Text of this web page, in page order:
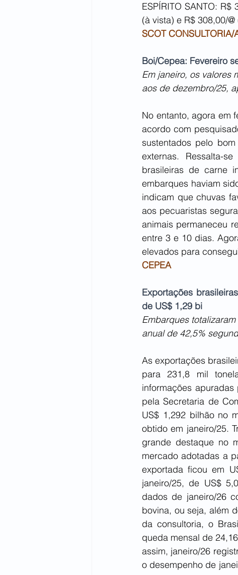
ESPÍRITO SANTO: R$
(à vista) e R$ 308,00/
SCOT CONSULTORIA/
Boi/Cepea: Fevereiro
Em janeiro, os valores
aos de dezembro/25,
No entanto, agora em
acordo com
sustentados pelo
externas. Ressalta-
brasileiras de carne
embarques haviam
indicam que chuvas
aos pecuaristas
animais permaneceu
entre 3 e 10 dias.
elevados para
CEPEA
Exportações
de US$ 1,29 bi
Embarques
anual de 42,5%
As exportações
para 231,8 mil
informações
pela Secretaria de
US$ 1,292 bilhão no
obtido em janeiro/25.
grande destaque no
mercado adotadas a
exportada ficou em
janeiro/25, de US$
dados de janeiro/26
bovina, ou seja, além
da consultoria, o
queda mensal de
assim, janeiro/26
o desempenho de